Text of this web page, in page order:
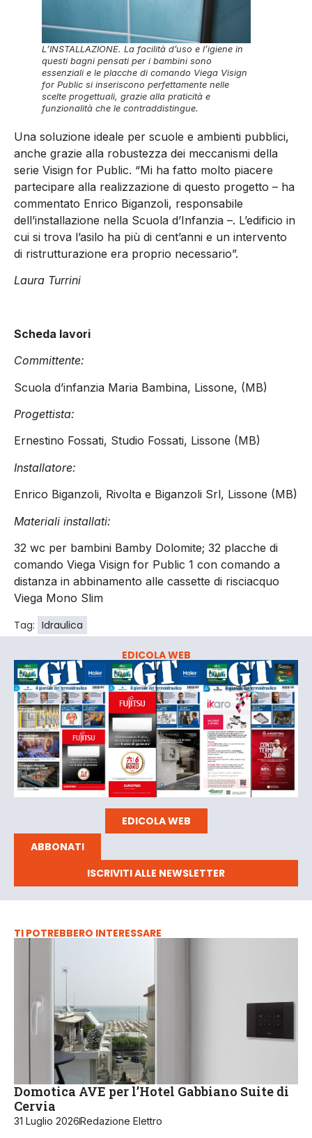
L’INSTALLAZIONE. La facilità d’uso e l’igiene in
questi bagni pensati per i bambini sono
essenziali e le placche di comando Viega Visign
for Public si inseriscono perfettamente nelle
scelte progettuali, grazie alla praticità e
funzionalità che le contraddistingue.
Una soluzione ideale per scuole e ambienti pubblici,
anche grazie alla robustezza dei meccanismi della
serie Visign for Public. “Mi ha fatto molto piacere
partecipare alla realizzazione di questo progetto – ha
commentato Enrico Biganzoli, responsabile
dell’installazione nella Scuola d’Infanzia –. L’edificio in
cui si trova l’asilo ha più di cent’anni e un intervento
di ristrutturazione era proprio necessario”.
Laura Turrini
Scheda lavori
Committente:
Scuola d’infanzia Maria Bambina, Lissone, (MB)
Progettista:
Ernestino Fossati, Studio Fossati, Lissone (MB)
Installatore:
Enrico Biganzoli, Rivolta e Biganzoli Srl, Lissone (MB)
Materiali installati:
32 wc per bambini Bamby Dolomite; 32 placche di
comando Viega Visign for Public 1 con comando a
distanza in abbinamento alle cassette di risciacquo
Viega Mono Slim
Tag: Idraulica
EDICOLA WEB
EDICOLA WEB
ABBONATI
ISCRIVITI ALLE NEWSLETTER
TI POTREBBERO INTERESSARE
Domotica AVE per l’Hotel Gabbiano Suite di
Cervia
31 Luglio 2026Redazione Elettro